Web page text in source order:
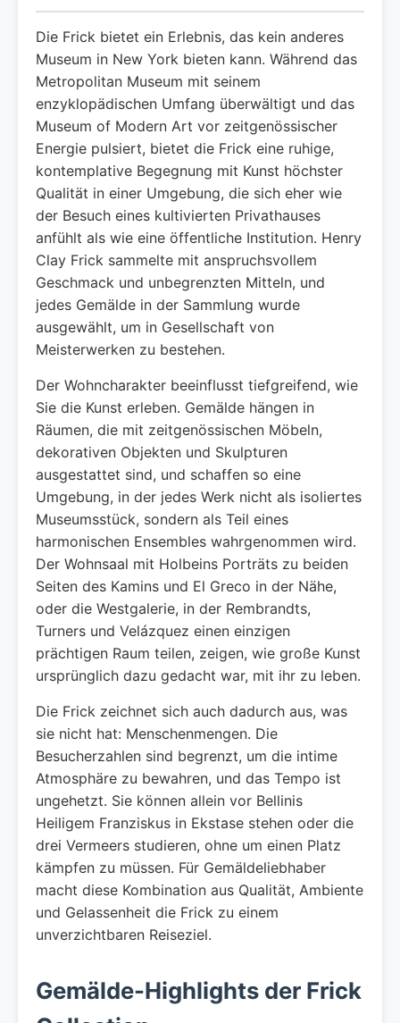
Die Frick bietet ein Erlebnis, das kein anderes
Museum in New York bieten kann. Während das
Metropolitan Museum mit seinem
enzyklopädischen Umfang überwältigt und das
Museum of Modern Art vor zeitgenössischer
Energie pulsiert, bietet die Frick eine ruhige,
kontemplative Begegnung mit Kunst höchster
Qualität in einer Umgebung, die sich eher wie
der Besuch eines kultivierten Privathauses
anfühlt als wie eine öffentliche Institution. Henry
Clay Frick sammelte mit anspruchsvollem
Geschmack und unbegrenzten Mitteln, und
jedes Gemälde in der Sammlung wurde
ausgewählt, um in Gesellschaft von
Meisterwerken zu bestehen.
Der Wohncharakter beeinflusst tiefgreifend, wie
Sie die Kunst erleben. Gemälde hängen in
Räumen, die mit zeitgenössischen Möbeln,
dekorativen Objekten und Skulpturen
ausgestattet sind, und schaffen so eine
Umgebung, in der jedes Werk nicht als isoliertes
Museumsstück, sondern als Teil eines
harmonischen Ensembles wahrgenommen wird.
Der Wohnsaal mit Holbeins Porträts zu beiden
Seiten des Kamins und El Greco in der Nähe,
oder die Westgalerie, in der Rembrandts,
Turners und Velázquez einen einzigen
prächtigen Raum teilen, zeigen, wie große Kunst
ursprünglich dazu gedacht war, mit ihr zu leben.
Die Frick zeichnet sich auch dadurch aus, was
sie nicht hat: Menschenmengen. Die
Besucherzahlen sind begrenzt, um die intime
Atmosphäre zu bewahren, und das Tempo ist
ungehetzt. Sie können allein vor Bellinis
Heiligem Franziskus in Ekstase stehen oder die
drei Vermeers studieren, ohne um einen Platz
kämpfen zu müssen. Für Gemäldeliebhaber
macht diese Kombination aus Qualität, Ambiente
und Gelassenheit die Frick zu einem
unverzichtbaren Reiseziel.
Gemälde-Highlights der Frick